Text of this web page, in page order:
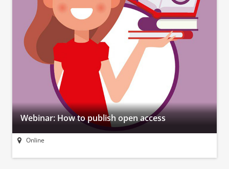
Webinar: How to publish open access
Online